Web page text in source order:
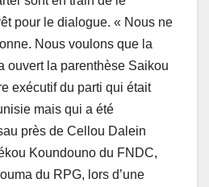
pour le dialogue. « Nous ne
Nous voulons que la
ouvert la parenthèse Saikou
exécutif du parti qui était
mais qui a été
près de Cellou Dalein
Koundouno du FNDC,
du RPG, lors d’une